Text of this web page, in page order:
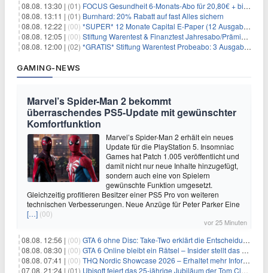
08.08. 13:30 | (01) FOCUS Gesundheit 6-Monats-Abo für 20,80€ + bis zu 20€ Prämie
08.08. 13:11 | (01) Burnhard: 20% Rabatt auf fast Alles sichern
08.08. 12:22 | (00) *SUPER* 12 Monate Capital E-Paper (12 Ausgaben) für NUR 7€ (statt 80,04€)
08.08. 12:05 | (00) Stiftung Warentest & Finanztest Jahresabo/Prämienabo für 35€ + Buchprämie
08.08. 12:00 | (02) *GRATIS* Stiftung Warentest Probeabo: 3 Ausgaben gratis im Wert von 25,20€
GAMING-NEWS
Marvel’s Spider-Man 2 bekommt
überraschendes PS5-Update mit gewünschter
Komfortfunktion
Marvel’s Spider-Man 2 erhält ein neues
Update für die PlayStation 5. Insomniac
Games hat Patch 1.005 veröffentlicht und
damit nicht nur neue Inhalte hinzugefügt,
sondern auch eine von Spielern
gewünschte Funktion umgesetzt.
Gleichzeitig profitieren Besitzer einer PS5 Pro von weiteren
technischen Verbesserungen. Neue Anzüge für Peter Parker Eine
[…] (00)
vor 25 Minuten
08.08. 12:56 | (00) GTA 6 ohne Disc: Take-Two erklärt die Entscheidung für Download-Codes
08.08. 08:30 | (00) GTA 6 Online bleibt ein Rätsel – Insider stellt das neue Gerücht klar
08.08. 07:41 | (00) THQ Nordic Showcase 2026 – Erhaltet mehr Informationen
07.08. 21:24 | (01) Ubisoft feiert das 25-jährige Jubiläum der Tom Clancy’s Ghost Recon-Reihe